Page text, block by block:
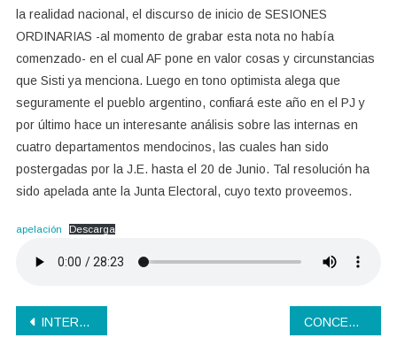
la realidad nacional, el discurso de inicio de SESIONES
ORDINARIAS -al momento de grabar esta nota no había
comenzado- en el cual AF pone en valor cosas y circunstancias
que Sisti ya menciona. Luego en tono optimista alega que
seguramente el pueblo argentino, confiará este año en el PJ y
por último hace un interesante análisis sobre las internas en
cuatro departamentos mendocinos, las cuales han sido
postergadas por la J.E. hasta el 20 de Junio. Tal resolución ha
sido apelada ante la Junta Electoral, cuyo texto proveemos.
apelación Descarga
Navegación
INTERNAS del PJ en Junio CONCESIONES PERVERSAS